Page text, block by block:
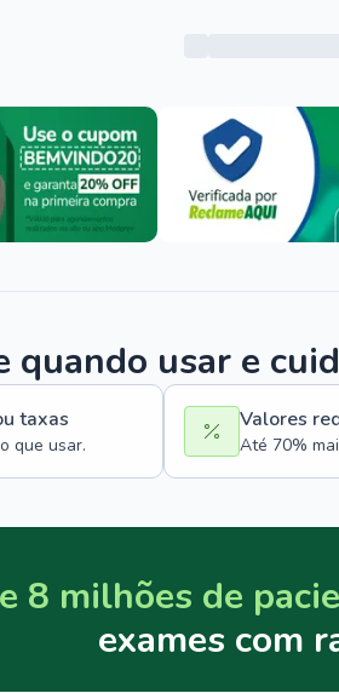
quando usar e
taxas
que usar.
Valores
Até 70%
8 milhões de
exames com